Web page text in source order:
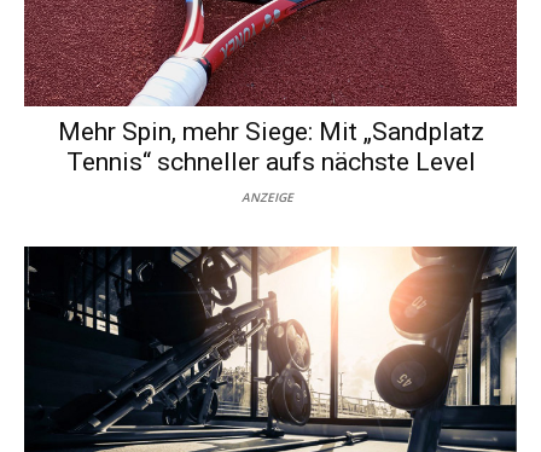
Mehr Spin, mehr Siege: Mit „Sandplatz
Tennis“ schneller aufs nächste Level
ANZEIGE